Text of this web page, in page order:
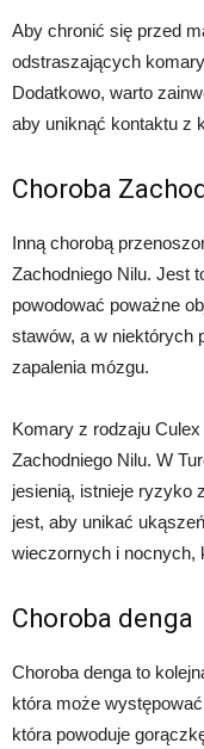
Aby chronić się przed
odstraszających
Dodatkowo, warto
aby uniknąć kontaktu z
Choroba
Inną chorobą
Zachodniego Nilu. Jest
powodować poważne
stawów, a w niektórych
zapalenia mózgu.
Komary z rodzaju
Zachodniego Nilu. W
jesienią, istnieje ryzyko
jest, aby unikać
wieczornych i nocnych,
Choroba denga
Choroba denga to
która może
która powoduje